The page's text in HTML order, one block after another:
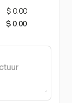
$ 0.00
$ 0.00